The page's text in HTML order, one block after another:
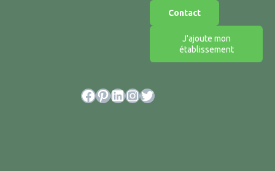
Contact
J'ajoute mon
établissement
Facebook Pinterest LinkedIn InstagramTwitter